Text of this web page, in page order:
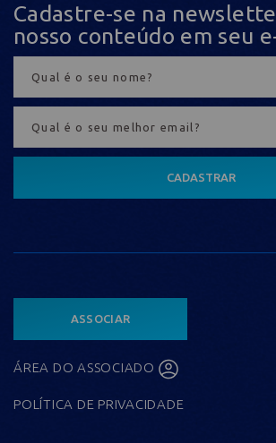
Cadastre-se na
nosso conteúdo em seu
CADASTRAR
ASSOCIAR
ÁREA DO ASSOCIADO
POLÍTICA DE PRIVACIDADE